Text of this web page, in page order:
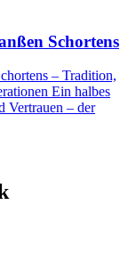
Schortens
– Tradition,
Ein halbes
Vertrauen – der